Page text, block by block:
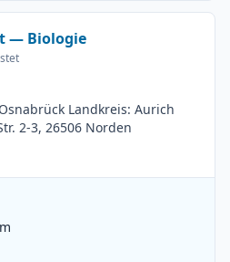
— Biologie
Landkreis: Aurich
2-3, 26506 Norden